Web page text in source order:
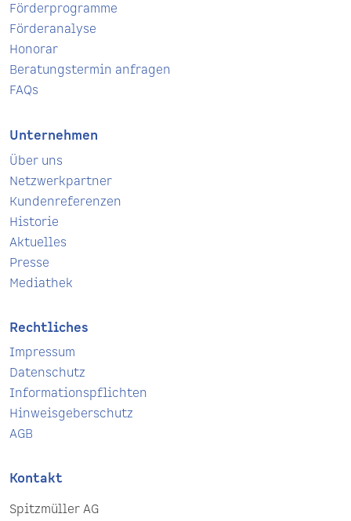
Förderprogramme
Förderanalyse
Honorar
Beratungstermin anfragen
FAQs
Unternehmen
Über uns
Netzwerkpartner
Kundenreferenzen
Historie
Aktuelles
Presse
Mediathek
Rechtliches
Impressum
Datenschutz
Informationspflichten
Hinweisgeberschutz
AGB
Kontakt
Spitzmüller AG